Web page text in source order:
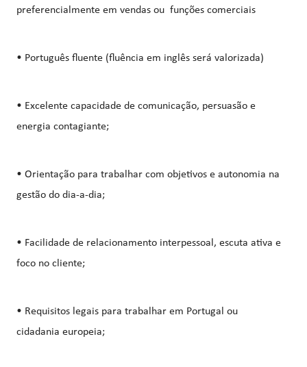
preferencialmente em vendas ou funções comerciais
• Português fluente (fluência em inglês será valorizada)
• Excelente capacidade de comunicação, persuasão e
energia contagiante;
• Orientação para trabalhar com objetivos e autonomia na
gestão do dia-a-dia;
• Facilidade de relacionamento interpessoal, escuta ativa e
foco no cliente;
• Requisitos legais para trabalhar em Portugal ou
cidadania europeia;